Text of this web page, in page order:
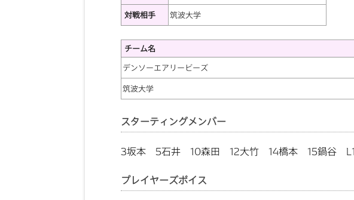
対戦相手
筑波大学
チーム名
デンソーエアリービーズ
筑波大学
スターティングメンバー
3坂本 5石井 10森田 12大竹 14橋本 15鍋谷
プレイヤーズボイス